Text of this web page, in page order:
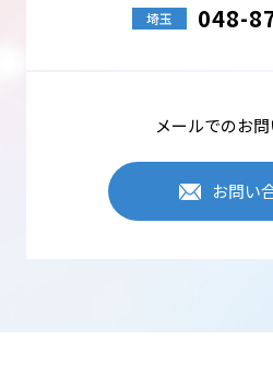
埼玉 048-
メールでのお
お問い